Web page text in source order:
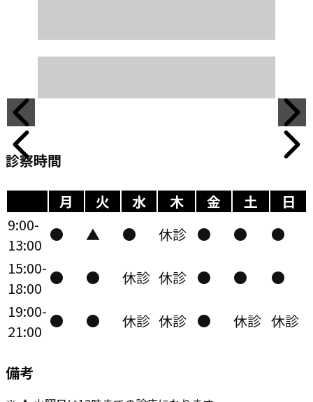
診察時間
月 火 水 木 金 土
日
9:00-
13:00
● ▲ ● 休診 ● ●
●
15:00-
18:00
● ● 休診 休診 ● ●
●
19:00-
21:00
● ● 休診 休診 ● 休診 休診
備考